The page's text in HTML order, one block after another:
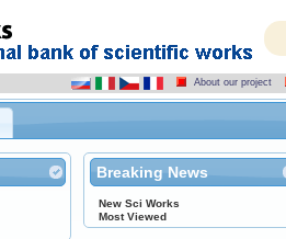
About our project
Breaking News
New Sci Works
Most Viewed